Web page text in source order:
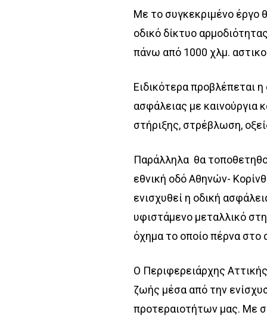
Με το συγκεκριμένο έργο
οδικό δίκτυο
πάνω από 1000 χλμ.
Ειδικότερα προβλέπεται
ασφάλειας με
στήριξης, στρέβλωση,
Παράλληλα θα
εθνική οδό Αθηνών-
ενισχυθεί η οδική
υφιστάμενο μεταλλικό
όχημα το οποίο πέρνα στο
Ο Περιφερειάρχης
ζωής μέσα από την
προτεραιοτήτων μας. Με